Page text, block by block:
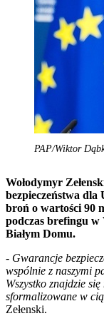
PAP/Wiktor
Wołodymyr
bezpieczeństwa
broń o wartości 90
podczas brefingu
Białym Domu.
- Gwarancje
wspólnie z naszymi
Wszystko znajdzie
sformalizowane w
Zełenski.